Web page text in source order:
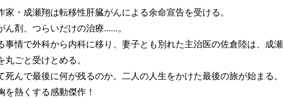
家・成瀬翔は転移性肝臓がんによる余命宣告を受ける。
ん剤、つらいだけの治療……。
事情で外科から内科に移り、妻子とも別れた主治医の佐倉陸は、成瀬
丸ごと受けとめる。
死んで最後に何が残るのか。二人の人生をかけた最後の旅が始まる。
を熱くする感動傑作！